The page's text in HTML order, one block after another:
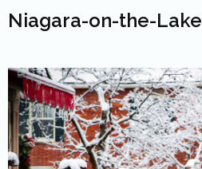
Niagara-on-the-Lake